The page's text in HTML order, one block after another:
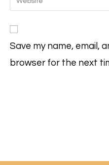
comment
address
your
URL
(optional)
Save my name, email,
browser for the next